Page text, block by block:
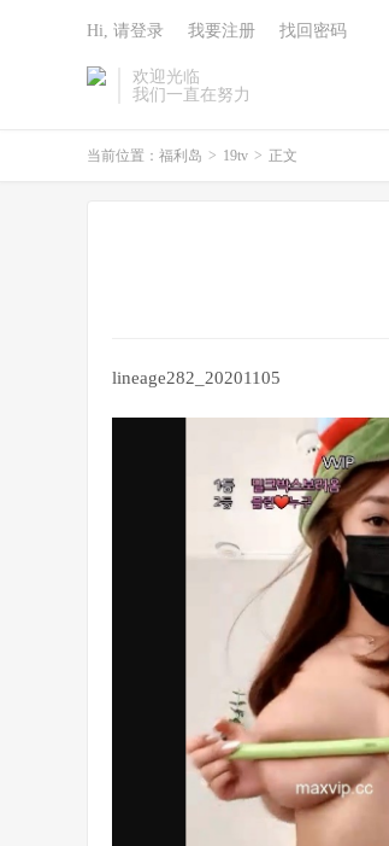
欢迎光临
我们一直在努力
Hi, 请登录 我要注册 找回密码
当前位置： 福利岛 > 19tv > 正文
lineage282_20201105